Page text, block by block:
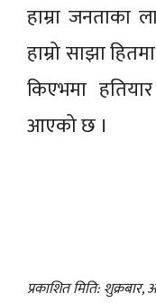
हाम्रा जनताका
हाम्रो साझा
किएभमा
आएको छ ।
प्रकाशित मिति: